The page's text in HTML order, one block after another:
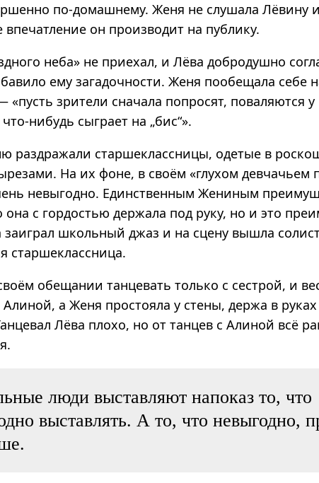
по-домашнему. Женя не слушала Лёвину
впечатление он производит на публику.
неба» не приехал, и Лёва добродушно
ему загадочности. Женя пообещала себе
зрители сначала попросят, поваляются у
нибудь сыграет на „бис“».
раздражали старшеклассницы, одетые в
На их фоне, в своём «глухом девчачьем
невыгодно. Единственным Жениным
она с гордостью держала под руку, но и это
заиграл школьный джаз и на сцену вышла
старшеклассница.
обещании танцевать только с сестрой, и
Алиной, а Женя простояла у стены, держа в руках
Лёва плохо, но от танцев с Алиной всё
люди выставляют напоказ то, что
выставлять. А то, что невыгодно,